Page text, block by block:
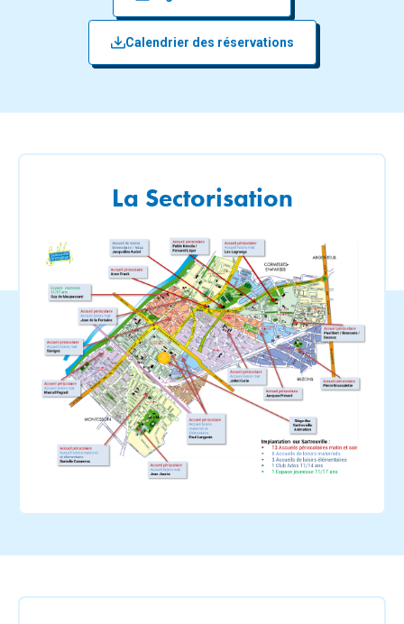
Calendrier des réservations
La Sectorisation